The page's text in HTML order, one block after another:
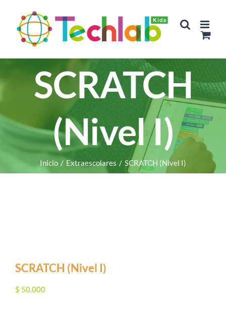
contenido
SCRATCH
(Nivel I)
Inicio / Extraescolares / SCRATCH (Nivel I)
SCRATCH (Nivel I)
$ 50.000